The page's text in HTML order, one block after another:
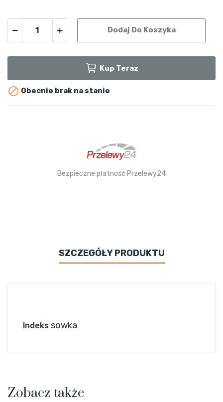
Dodaj Do Koszyka
Kup Teraz
 Obecnie brak na stanie
Bezpieczne płatność Przelewy24
SZCZEGÓŁY PRODUKTU
Indeks sowka
Zobacz także